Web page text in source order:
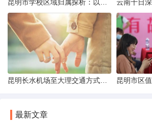
最新文章